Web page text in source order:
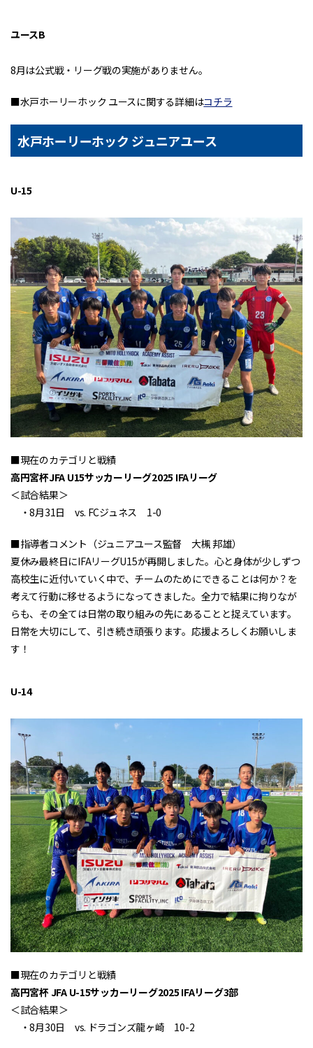
ユースB
8月は公式戦・リーグ戦の実施がありません。
■水戸ホーリーホック ユースに関する詳細はコチラ
水戸ホーリーホック ジュニアユース
U-15
■現在のカテゴリと戦績
高円宮杯JFA U15サッカーリーグ2025 IFAリーグ
＜試合結果＞
・8月31日 vs. FCジュネス 1-0
■指導者コメント（ジュニアユース監督 大槻 邦雄）
夏休み最終日にIFAリーグU15が再開しました。心と身体が少しずつ
高校生に近付いていく中で、チームのためにできることは何か？を
考えて行動に移せるようになってきました。全力で結果に拘りなが
らも、その全ては日常の取り組みの先にあることと捉えています。
日常を大切にして、引き続き頑張ります。応援よろしくお願いしま
す！
U-14
■現在のカテゴリと戦績
高円宮杯 JFA U-15サッカーリーグ2025 IFAリーグ3部
＜試合結果＞
・8月30日 vs. ドラゴンズ龍ヶ崎 10-2